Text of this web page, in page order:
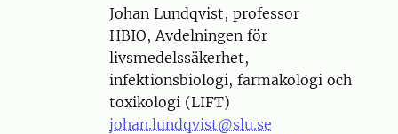
PersonJohan Lundqvist, professor
HBIO, Avdelningen för
livsmedelssäkerhet,
infektionsbiologi, farmakologi och
toxikologi (LIFT)
johan.lundqvist@slu.se